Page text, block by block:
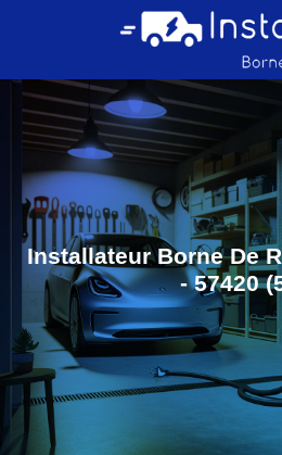
Installateur Borne De
- 57420